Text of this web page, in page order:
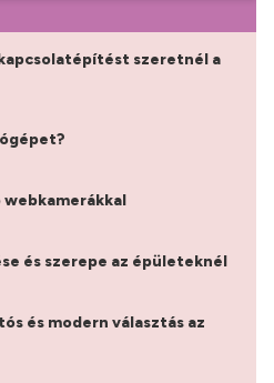
szeretnél a
webkamerákkal
és szerepe az épületeknél
és modern választás az